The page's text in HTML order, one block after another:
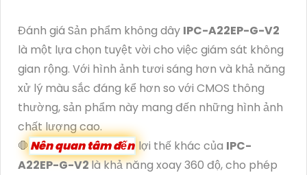
Đánh giá Sản phẩm không dây IPC-A22EP-G-V2
là một lựa chọn tuyệt vời cho việc giám sát không
gian rộng. Với hình ảnh tươi sáng hơn và khả năng
xử lý màu sắc đáng kể hơn so với CMOS thông
thường, sản phẩm này mang đến những hình ảnh
chất lượng cao.
🛑 Nên quan tâm đến lợi thế khác của IPC-
A22EP-G-V2là khả năng xoay 360 độ, cho phép